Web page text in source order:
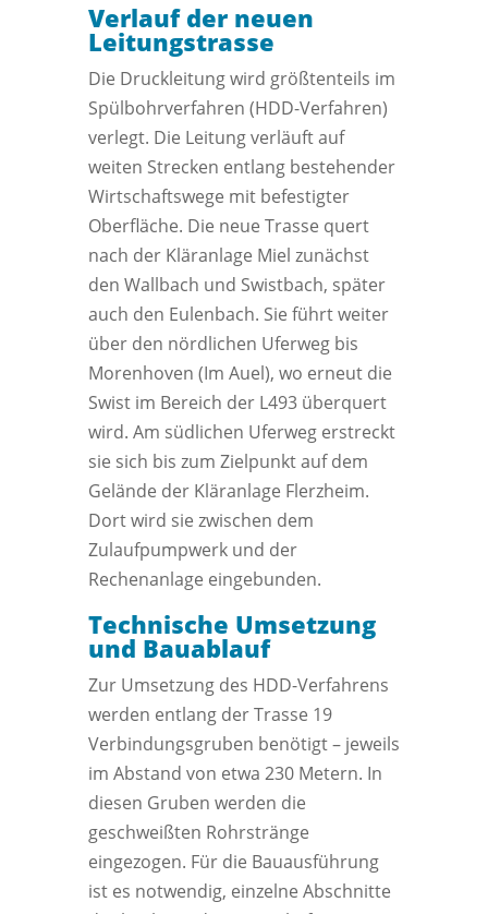
Verlauf der neuen
Leitungstrasse
Die Druckleitung wird größtenteils im
Spülbohrverfahren (HDD-Verfahren)
verlegt. Die Leitung verläuft auf
weiten Strecken entlang bestehender
Wirtschaftswege mit befestigter
Oberfläche. Die neue Trasse quert
nach der Kläranlage Miel zunächst
den Wallbach und Swistbach, später
auch den Eulenbach. Sie führt weiter
über den nördlichen Uferweg bis
Morenhoven (Im Auel), wo erneut die
Swist im Bereich der L493 überquert
wird. Am südlichen Uferweg erstreckt
sie sich bis zum Zielpunkt auf dem
Gelände der Kläranlage Flerzheim.
Dort wird sie zwischen dem
Zulaufpumpwerk und der
Rechenanlage eingebunden.
Technische Umsetzung
und Bauablauf
Zur Umsetzung des HDD-Verfahrens
werden entlang der Trasse 19
Verbindungsgruben benötigt – jeweils
im Abstand von etwa 230 Metern. In
diesen Gruben werden die
geschweißten Rohrstränge
eingezogen. Für die Bauausführung
ist es notwendig, einzelne Abschnitte